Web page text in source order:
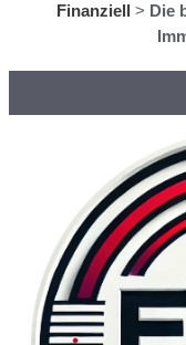
Finanziell > Die